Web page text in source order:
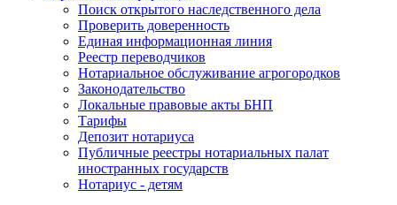
Поиск открытого наследственного дела
Проверить доверенность
Единая информационная линия
Реестр переводчиков
Нотариальное обслуживание агрогородков
Законодательство
Локальные правовые акты БНП
Тарифы
Депозит нотариуса
Публичные реестры нотариальных палат
иностранных государств
Нотариус - детям